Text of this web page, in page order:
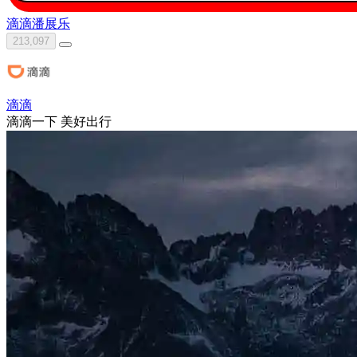
滴滴潘展乐
213,097
滴滴
滴滴一下 美好出行